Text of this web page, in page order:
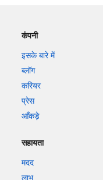
कंपनी
इसके बारे में
ब्लॉग
करियर
प्रेस
आँकड़े
सहायता
मदद
लाभ